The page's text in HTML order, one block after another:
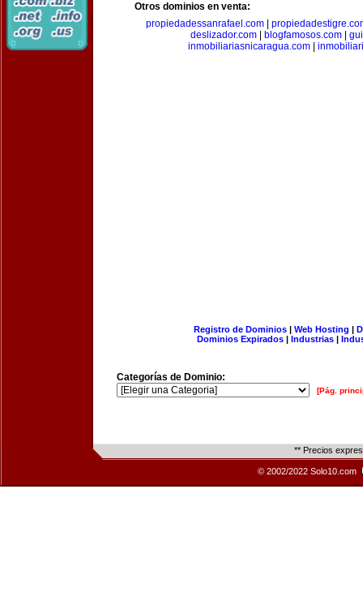
Otros dominios en venta:
propiedadessanrafael.com
deslizador.com| blogfamosos.com|
inmobiliariasnicaragua.com
Registro de Dominios| Web Hosting |
Dominios Expirados | Industrias |
Categorías de Dominio:
[Pág.
** Precios
© 2002/2022 Solo10.com